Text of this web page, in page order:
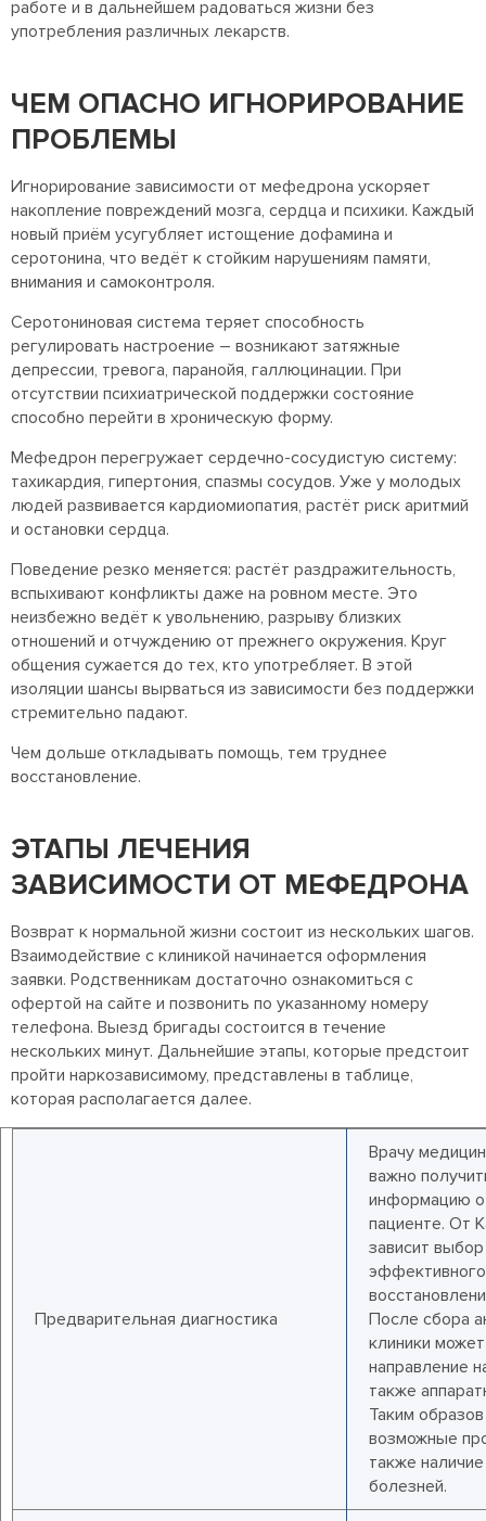
работе и в дальнейшем радоваться жизни без
употребления различных лекарств.
ЧЕМ ОПАСНО ИГНОРИРОВАНИЕ
ПРОБЛЕМЫ
Игнорирование зависимости от мефедрона ускоряет
накопление повреждений мозга, сердца и психики. Каждый
новый приём усугубляет истощение дофамина и
серотонина, что ведёт к стойким нарушениям памяти,
внимания и самоконтроля.
Серотониновая система теряет способность
регулировать настроение – возникают затяжные
депрессии, тревога, паранойя, галлюцинации. При
отсутствии психиатрической поддержки состояние
способно перейти в хроническую форму.
Мефедрон перегружает сердечно-сосудистую систему:
тахикардия, гипертония, спазмы сосудов. Уже у молодых
людей развивается кардиомиопатия, растёт риск аритмий
и остановки сердца.
Поведение резко меняется: растёт раздражительность,
вспыхивают конфликты даже на ровном месте. Это
неизбежно ведёт к увольнению, разрыву близких
отношений и отчуждению от прежнего окружения. Круг
общения сужается до тех, кто употребляет. В этой
изоляции шансы вырваться из зависимости без поддержки
стремительно падают.
Чем дольше откладывать помощь, тем труднее
восстановление.
ЭТАПЫ ЛЕЧЕНИЯ
ЗАВИСИМОСТИ ОТ МЕФЕДРОНА
Возврат к нормальной жизни состоит из нескольких шагов.
Взаимодействие с клиникой начинается оформления
заявки. Родственникам достаточно ознакомиться с
офертой на сайте и позвонить по указанному номеру
телефона. Выезд бригады состоится в течение
нескольких минут. Дальнейшие этапы, которые предстоит
пройти наркозависимому, представлены в таблице,
которая располагается далее.
Предварительная диагностика
Врачу
важно
информацию
пациенте. От
зависит
После сбора
клиники
направление
также
Таким
возможные
также
болезней.